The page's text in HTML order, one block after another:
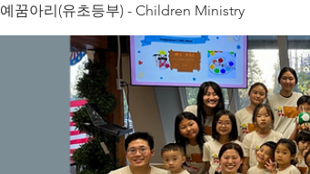
예꿈아리(유초등부) - Children Ministry